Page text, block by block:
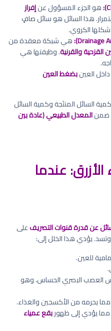
هو الجزء المسؤول عنإفراز
هذا السائل هو سائل صافٍ
الكروي.
هي شبكة معقدة من
القزحية والقرنية. وظيفتها هي
العينبضغط العين
كمية السائل المنتَجة وكمية السائل
ضمنالمعدل الطبيعي (عادة بين
عندما
عن قدرة قنوات التصريفعلى
وتسد. يؤدي هذا الخلل إلى:
للعين.
العصب البصري الحساس، وهو
يحرمه من الأكسجين والغذاء.
مما يؤدي إلى ظهوربقع عمياء